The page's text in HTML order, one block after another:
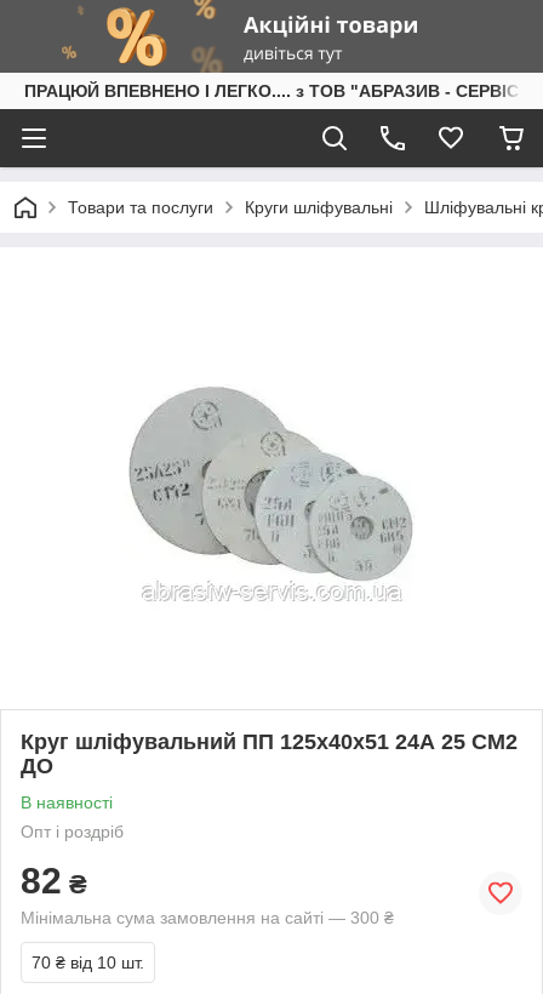
ПРАЦЮЙ ВПЕВНЕНО І ЛЕГКО.... з ТОВ "АБРАЗИВ - СЕРВІС"
Товари та послуги Круги шліфувальні Шліфувальні
Круг шліфувальний ПП 125х40х51 24А 25 СМ2
ДО
В наявності
Опт і роздріб
82 ₴
Мінімальна сума замовлення на сайті — 300 ₴
70 ₴ від 10 шт.